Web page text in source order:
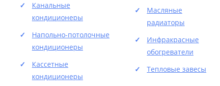
Канальные
кондиционеры
Напольно-потолочные
кондиционеры
Кассетные
кондиционеры
Масляные
радиаторы
Инфракрасные
обогреватели
Тепловые завесы